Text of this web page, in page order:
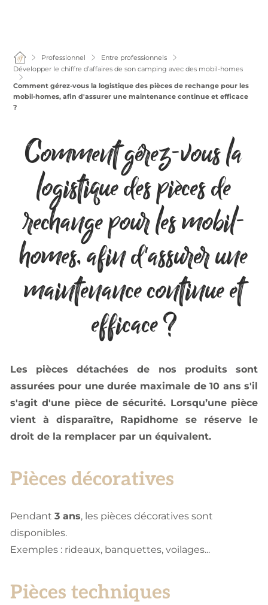
Professionnel
Entre professionnels
Développer le chiffre d’affaires de son camping avec des mobil-homes
Comment gérez-vous la logistique des pièces de rechange pour les
mobil-homes, afin d'assurer une maintenance continue et efficace
?
Comment gérez-vous la
logistique des pièces de
rechange pour les mobil-
homes, afin d'assurer une
maintenance continue et
efficace ?
Les pièces détachées de nos produits sont
assurées pour une durée maximale de 10 ans s'il
s'agit d'une pièce de sécurité. Lorsqu’une pièce
vient à disparaître, Rapidhome se réserve le
droit de la remplacer par un équivalent.
Pièces décoratives
Pendant 3 ans, les pièces décoratives sont
disponibles.
Exemples : rideaux, banquettes, voilages...
Pièces techniques